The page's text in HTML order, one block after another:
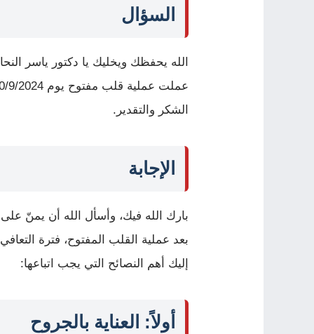
السؤال
الله يحفظك ويخليك يا دكتور ياسر
الشكر والتقدير.
الإجابة
بارك الله فيك، وأسأل الله أن يمنّ
بعد عملية القلب المفتوح، فترة
إليك أهم النصائح التي يجب اتباعها:
أولاً: العناية بالجروح